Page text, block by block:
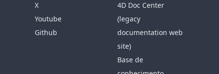
X
Youtube
Github
4D Doc Center
(legacy
documentation web
site)
Base de